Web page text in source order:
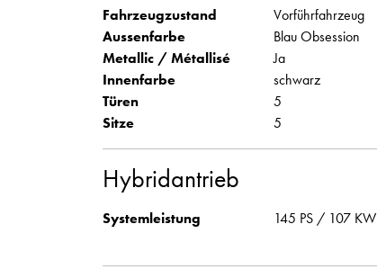
Fahrzeugzustand
Vorführfahrzeug
Aussenfarbe
Blau Obsession
Metallic / Métallisé
Ja
Innenfarbe
schwarz
Türen
5
Sitze
5
Hybridantrieb
Systemleistung 145 PS / 107 KW